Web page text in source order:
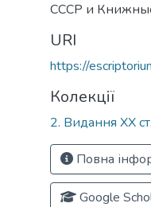
СССР и Книжные
URI
https://
Колекції
2. Видання ХХ ст.
Повна
Google